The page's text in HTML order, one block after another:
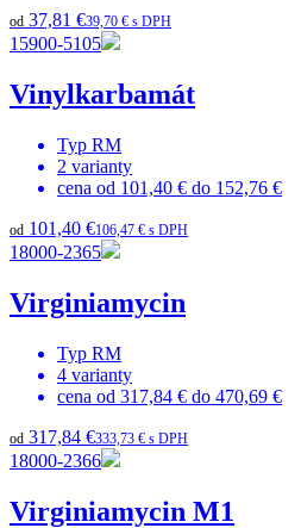
od 37,81 €39,70 € s DPH
15900-5105
Vinylkarbamát
Typ RM
2 varianty
cena od 101,40 € do 152,76 €
od 101,40 €106,47 € s DPH
18000-2365
Virginiamycin
Typ RM
4 varianty
cena od 317,84 € do 470,69 €
od 317,84 €333,73 € s DPH
18000-2366
Virginiamycin M1